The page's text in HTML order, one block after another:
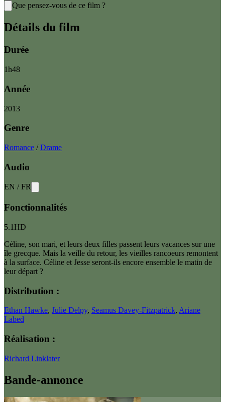
Que pensez-vous de ce film ?
Détails du film
Durée
1h48
Année
2013
Genre
Romance /Drame
Audio
EN /FR
Fonctionnalités
5.1HD
Céline, son mari, et leurs deux filles passent leurs vacances sur une
île grecque. Mais la veille du retour, les vieilles rancoeurs remontent
à la surface. Céline et Jesse seront-ils encore ensemble le matin de
leur départ ?
Distribution :
Ethan Hawke, Julie Delpy, Seamus Davey-Fitzpatrick, Ariane
Labed
Réalisation :
Richard Linklater
Bande-annonce